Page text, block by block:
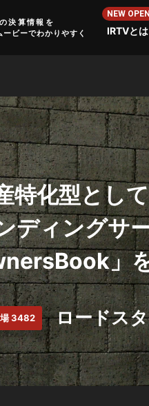
決算情報を
ービーでわかりやすく
IRTVとは
特化型とし
ディングサ
」
場 3482 ロードス